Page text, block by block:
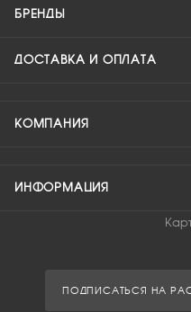
БРЕНДЫ
ДОСТАВКА И ОПЛАТА
КОМПАНИЯ
ИНФОРМАЦИЯ
ПОДПИСАТЬСЯ НА